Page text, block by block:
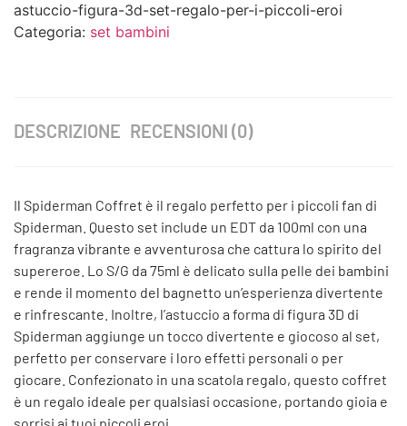
astuccio-figura-3d-set-regalo-per-i-piccoli-eroi
Categoria: set bambini
DESCRIZIONE RECENSIONI (0)
Il Spiderman Coffret è il regalo perfetto per i piccoli fan di
Spiderman. Questo set include un EDT da 100ml con una
fragranza vibrante e avventurosa che cattura lo spirito del
supereroe. Lo S/G da 75ml è delicato sulla pelle dei bambini
e rende il momento del bagnetto un’esperienza divertente
e rinfrescante. Inoltre, l’astuccio a forma di figura 3D di
Spiderman aggiunge un tocco divertente e giocoso al set,
perfetto per conservare i loro effetti personali o per
giocare. Confezionato in una scatola regalo, questo coffret
è un regalo ideale per qualsiasi occasione, portando gioia e